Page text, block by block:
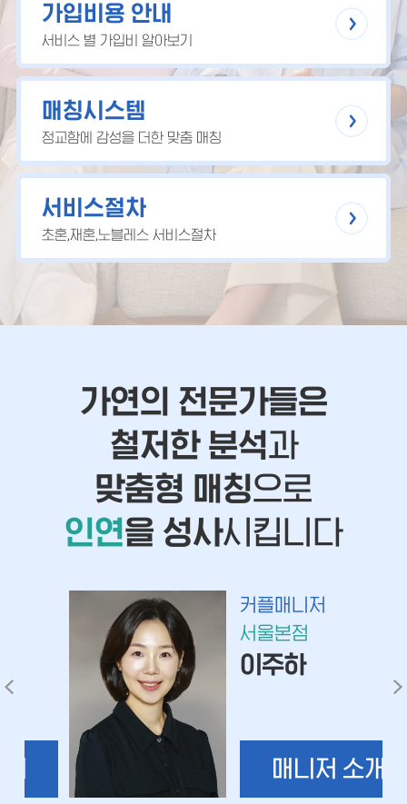
가입비용 안내
서비스 별 가입비 알아보기
매칭시스템
정교함에 감성을 더한 맞춤 매칭
서비스절차
초혼,재혼,노블레스 서비스절차
가연의 전문가들은
철저한 분석과
맞춤형 매칭으로
인연을 성사시킵니다
커플매니저
서울본점
이주하
매니저 소개